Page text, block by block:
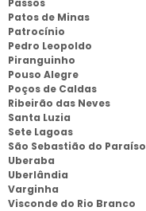
Passos
Patos de Minas
Patrocínio
Pedro Leopoldo
Piranguinho
Pouso Alegre
Poços de Caldas
Ribeirão das Neves
Santa Luzia
Sete Lagoas
São Sebastião do Paraíso
Uberaba
Uberlândia
Varginha
Visconde do Rio Branco